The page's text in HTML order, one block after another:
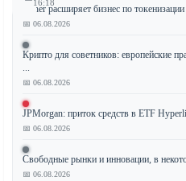
16:18
Согласно
недавнему
отчету
Bernstein,
рынков
прогнозов
Tether расширяет бизнес по
📅 06.08.2026
Крипто для советников: европейские
...
📅 06.08.2026
JPMorgan: приток средств в ETF
📅 06.08.2026
Свободные рынки и инновации, в
📅 06.08.2026